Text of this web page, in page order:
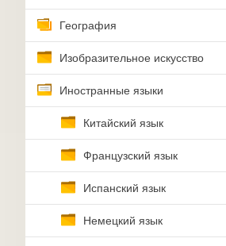
География
Изобразительное искусство
Иностранные языки
Китайский язык
Французский язык
Испанский язык
Немецкий язык